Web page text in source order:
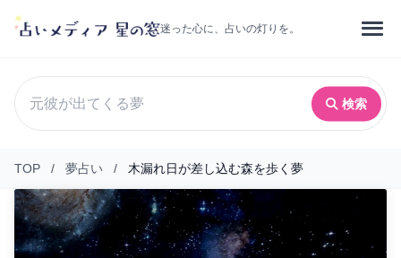
迷った心に、占いの灯りを。
検索
TOP / 夢占い / 木漏れ日が差し込む森を歩く夢